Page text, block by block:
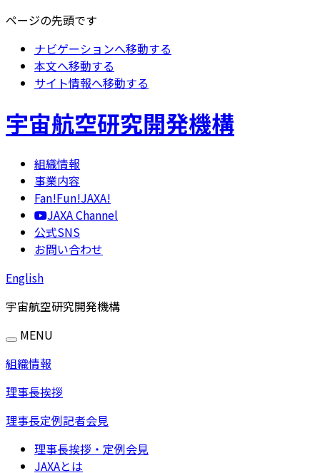
ページの先頭です
ナビゲーションへ移動する
本文へ移動する
サイト情報へ移動する
宇宙航空研究開発機構
組織情報
事業内容
Fan!Fun!JAXA!
JAXA Channel
公式SNS
お問い合わせ
English
宇宙航空研究開発機構
MENU
組織情報
理事長挨拶
理事長定例記者会見
理事長挨拶・定例会見
JAXAとは